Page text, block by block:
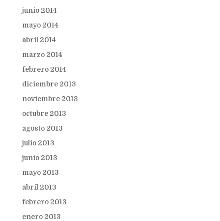
junio 2014
mayo 2014
abril 2014
marzo 2014
febrero 2014
diciembre 2013
noviembre 2013
octubre 2013
agosto 2013
julio 2013
junio 2013
mayo 2013
abril 2013
febrero 2013
enero 2013